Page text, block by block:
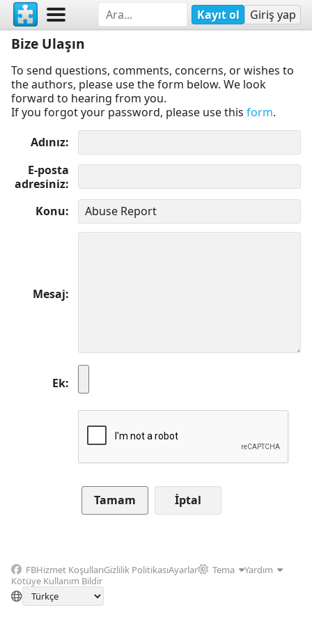
Kayıt ol Giriş yap
Bize Ulaşın
To send questions, comments, concerns, or wishes to
the authors, please use the form below. We look
forward to hearing from you.
If you forgot your password, please use this form.
Adınız
E-posta
adresiniz
Konu
Mesaj
Ek
İptal
FBHizmet KoşullarıGizlilik PolitikasıAyarlar Tema
Yardım
Kötüye Kullanım Bildir